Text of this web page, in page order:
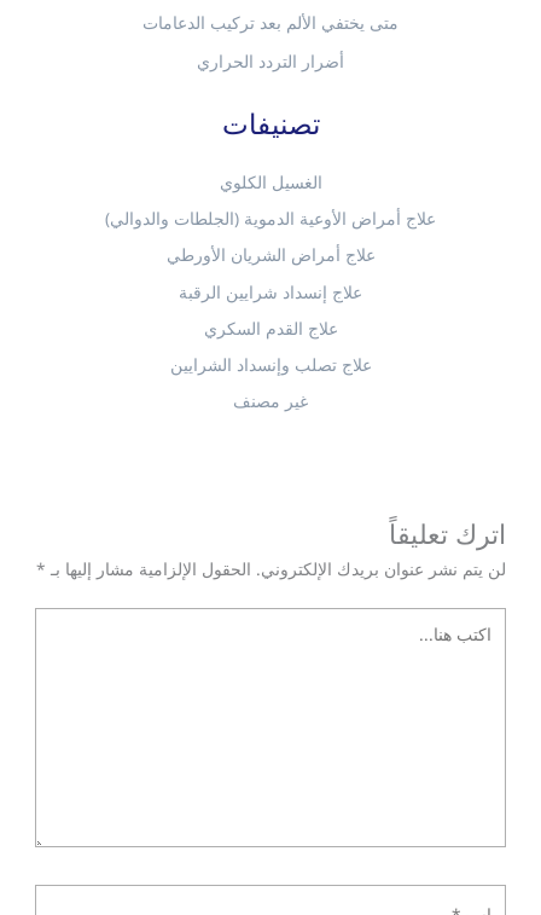
متى يختفي الألم بعد تركيب الدعامات
أضرار التردد الحراري
تصنيفات
الغسيل الكلوي
علاج أمراض الأوعية الدموية (الجلطات والدوالي)
علاج أمراض الشريان الأورطي
علاج إنسداد شرايين الرقبة
علاج القدم السكري
علاج تصلب وإنسداد الشرايين
غير مصنف
اترك تعليقاً
لن يتم نشر عنوان بريدك الإلكتروني. الحقول الإلزامية مشار إليها بـ *